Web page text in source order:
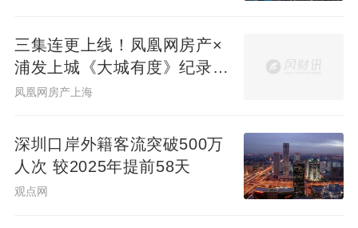
三集连更上线！凤凰网房产×
浦发上城《大城有度》纪录片
见证一座百万方大城生长
凤凰网房产上海
深圳口岸外籍客流突破500万
人次 较2025年提前58天
观点网